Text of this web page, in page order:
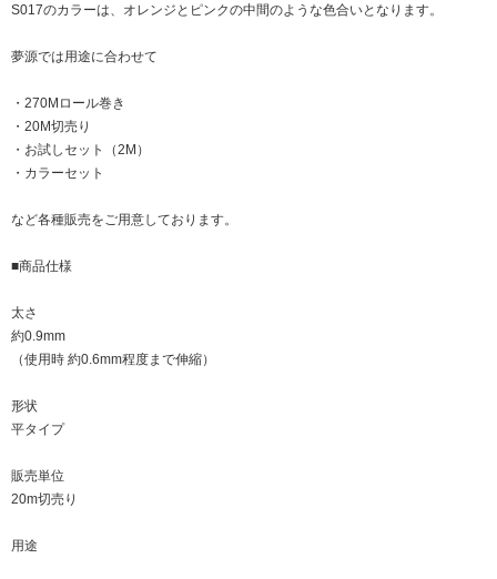
S017のカラーは、オレンジとピンクの中間のような色合いとなります。
夢源では用途に合わせて
・270Mロール巻き
・20M切売り
・お試しセット（2M）
・カラーセット
など各種販売をご用意しております。
■商品仕様
太さ
約0.9mm
（使用時 約0.6mm程度まで伸縮）
形状
平タイプ
販売単位
20m切売り
用途